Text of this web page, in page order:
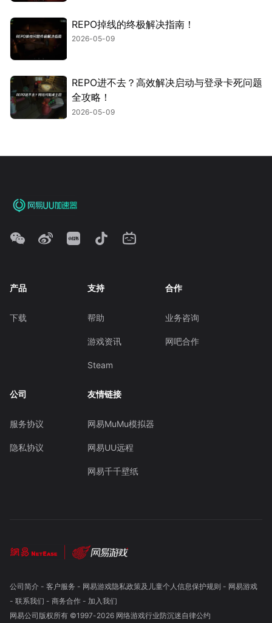
REPO掉线的终极解决指南！
2026-05-09
REPO进不去？高效解决启动与登录卡死问题
全攻略！
2026-05-09
产品
下载
支持
帮助
游戏资讯
Steam
合作
业务咨询
网吧合作
公司
服务协议
隐私协议
友情链接
网易MuMu模拟器
网易UU远程
网易千千壁纸
公司简介- 客户服务 - 网易游戏隐私政策及儿童个人信息保护规则 - 网易游戏
- 联系我们 - 商务合作- 加入我们
网易公司版权所有 ©1997-2026 网络游戏行业防沉迷自律公约